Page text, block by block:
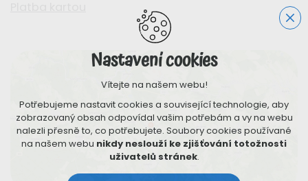
Nastavení cookies
Vítejte na našem webu!
Potřebujeme nastavit cookies a související technologie, aby
zobrazovaný obsah odpovídal vašim potřebám a vy na webu
nalezli přesně to, co potřebujete. Soubory cookies používané
na našem webu nikdy neslouží ke zjišťování totožnosti
uživatelů stránek.